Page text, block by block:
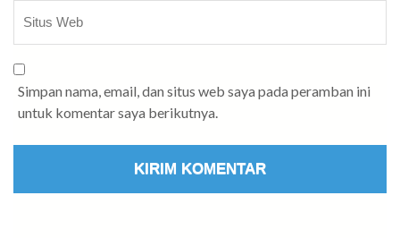
Simpan nama, email, dan situs web saya pada peramban ini
untuk komentar saya berikutnya.